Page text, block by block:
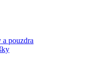
a pouzdra